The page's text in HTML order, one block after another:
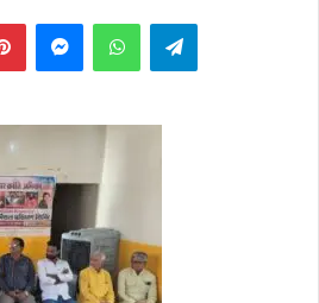
PinterestMessengerWhatsAppTelegram